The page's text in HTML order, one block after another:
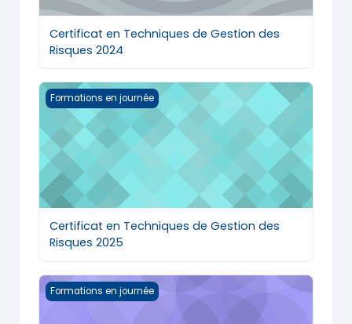
Certificat en Techniques de Gestion des
Risques 2024
Certificat en Techniques de Gestion des Risques 2025
Formations en journée
Certificat en Techniques de Gestion des
Risques 2025
Certificat IA for Business (IA 4 Business 2025)
Formations en journée